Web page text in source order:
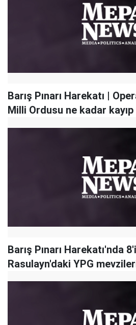
Barış Pınarı Harekatı |
Milli Ordusu ne kadar
Barış Pınarı Harekatı'nda
Rasulayn'daki YPG